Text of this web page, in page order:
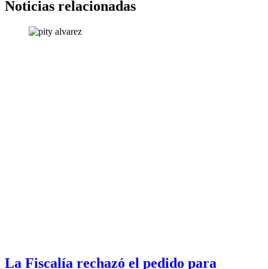
Noticias relacionadas
La Fiscalía rechazó el pedido para